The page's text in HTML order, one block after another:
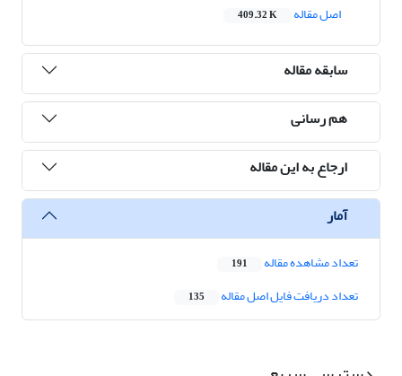
اصل مقاله
409.32 K
سابقه مقاله
هم رسانی
ارجاع به این مقاله
آمار
تعداد مشاهده مقاله 191
تعداد دریافت فایل اصل مقاله 135